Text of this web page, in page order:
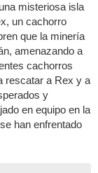
misteriosa isla
un cachorro
que la minería
amenazando a
cachorros
rescatar a Rex y a
y
en equipo en la
han enfrentado